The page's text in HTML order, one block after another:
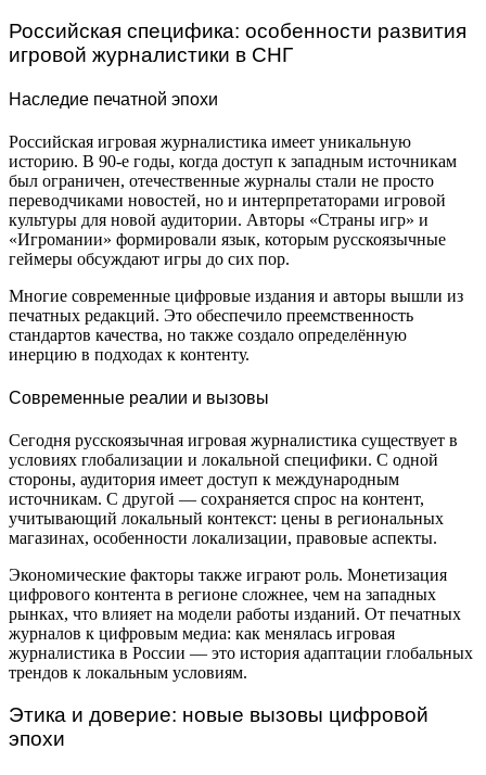
Российская специфика: особенности развития
игровой журналистики в СНГ
Наследие печатной эпохи
Российская игровая журналистика имеет уникальную
историю. В 90-е годы, когда доступ к западным источникам
был ограничен, отечественные журналы стали не просто
переводчиками новостей, но и интерпретаторами игровой
культуры для новой аудитории. Авторы «Страны игр» и
«Игромании» формировали язык, которым русскоязычные
геймеры обсуждают игры до сих пор.
Многие современные цифровые издания и авторы вышли из
печатных редакций. Это обеспечило преемственность
стандартов качества, но также создало определённую
инерцию в подходах к контенту.
Современные реалии и вызовы
Сегодня русскоязычная игровая журналистика существует в
условиях глобализации и локальной специфики. С одной
стороны, аудитория имеет доступ к международным
источникам. С другой — сохраняется спрос на контент,
учитывающий локальный контекст: цены в региональных
магазинах, особенности локализации, правовые аспекты.
Экономические факторы также играют роль. Монетизация
цифрового контента в регионе сложнее, чем на западных
рынках, что влияет на модели работы изданий. От печатных
журналов к цифровым медиа: как менялась игровая
журналистика в России — это история адаптации глобальных
трендов к локальным условиям.
Этика и доверие: новые вызовы цифровой
эпохи